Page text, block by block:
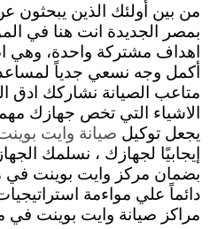
من بين أولئك الذين يبحثون
بمصر الجديدة انت هنا في
اهداف مشتركة واحدة، وهي
أكمل وجه نسعي جدياً
متاعب الصيانة نشاركك ادق
الاشياء التي تخص جهازك
يجعل توكيل صيانة وايت
إيجابيًا لجهازك ، نسلمك
بضمان مركز وايت بوينت في
دائماً علي مواءمة
مراكز صيانة وايت بوينت